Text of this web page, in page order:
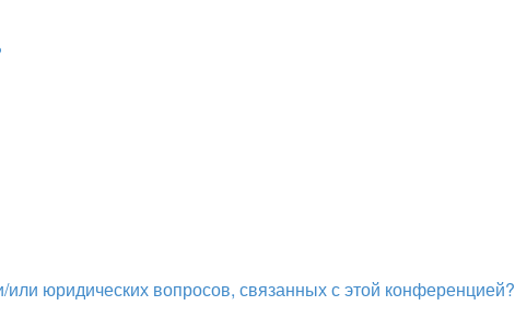
юридических вопросов, связанных с этой конференцией?